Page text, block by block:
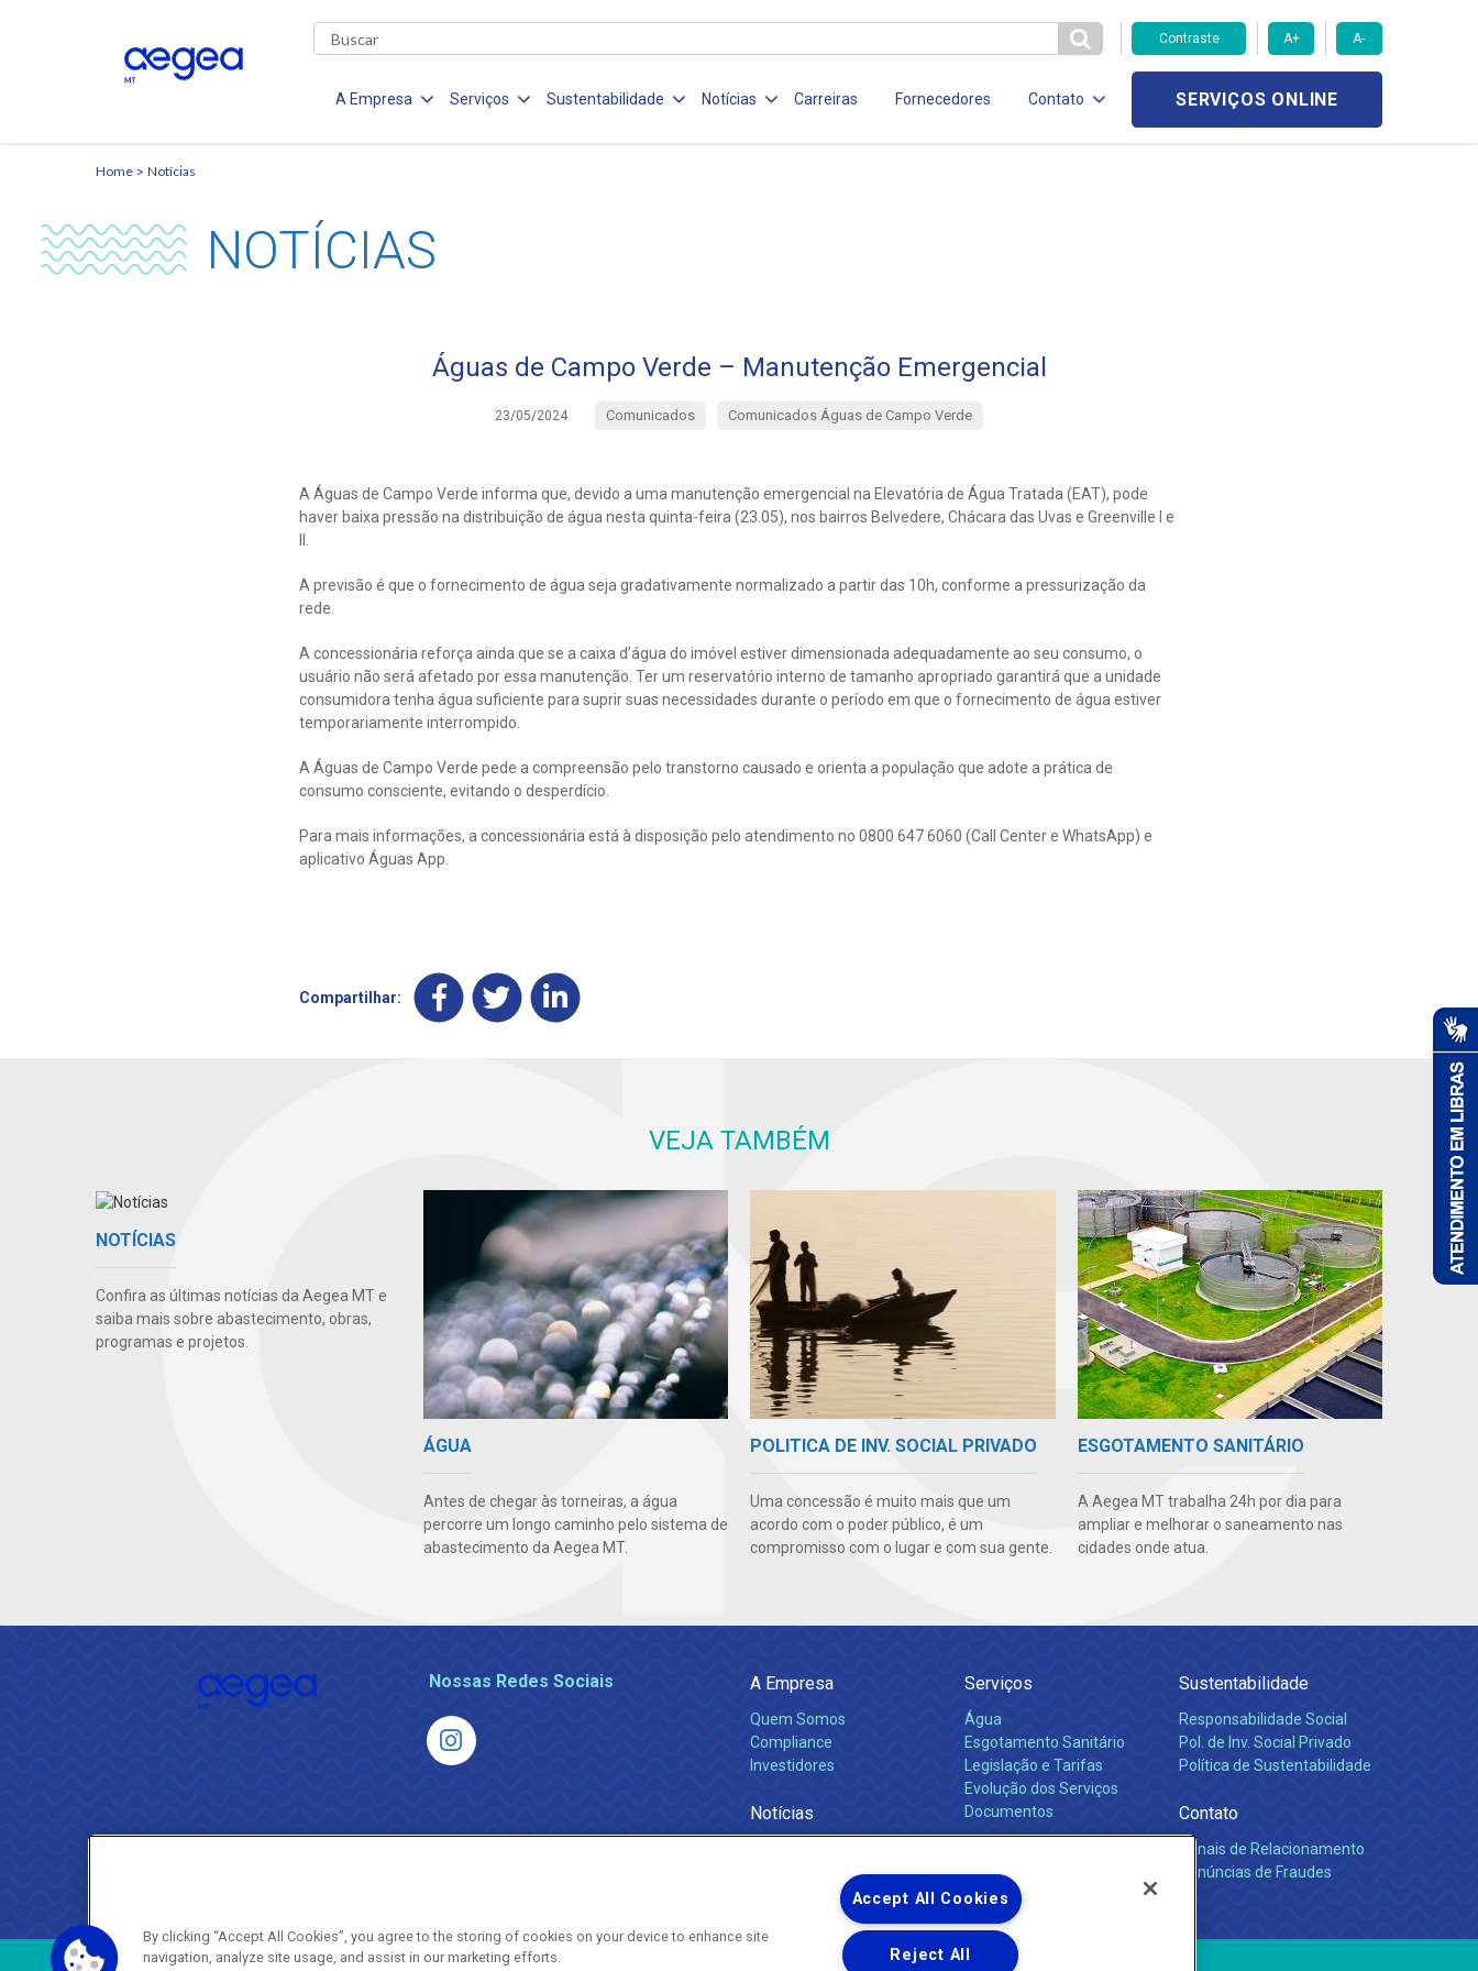
Contraste A+ A-
A Empresa Serviços Sustentabilidade Notícias Carreiras Fornecedores Contato SERVIÇOS ONLINE
Home Notícias
NOTÍCIAS
Águas de Campo Verde – Manutenção Emergencial
23/05/2024 Comunicados Comunicados Águas de Campo Verde
A Águas de Campo Verde informa que, devido a uma manutenção emergencial na Elevatória de Água Tratada (EAT), pode
haver baixa pressão na distribuição de água nesta quinta-feira (23.05), nos bairros Belvedere, Chácara das Uvas e Greenville I e
A previsão é que o fornecimento de água seja gradativamente normalizado a partir das 10h, conforme a pressurização da
rede.
A concessionária reforça ainda que se a caixa d’água do imóvel estiver dimensionada adequadamente ao seu consumo, o
usuário não será afetado por essa manutenção. Ter um reservatório interno de tamanho apropriado garantirá que a unidade
consumidora tenha água suficiente para suprir suas necessidades durante o período em que o fornecimento de água estiver
temporariamente interrompido.
A Águas de Campo Verde pede a compreensão pelo transtorno causado e orienta a população que adote a prática de
consumo consciente, evitando o desperdício.
Para mais informações, a concessionária está à disposição pelo atendimento no 0800 647 6060 (Call Center e WhatsApp) e
aplicativo Águas App.
Compartilhar:
VEJA TAMBÉM
NOTÍCIAS
Confira as últimas notícias da Aegea MT e
saiba mais sobre abastecimento, obras,
programas e projetos.
ÁGUA
Antes de chegar às torneiras, a água
percorre um longo caminho pelo sistema de
abastecimento da Aegea MT.
POLITICA DE INV. SOCIAL PRIVADO
Uma concessão é muito mais que um
acordo com o poder público, é um
compromisso com o lugar e com sua gente.
ESGOTAMENTO SANITÁRIO
A Aegea MT trabalha 24h por dia para
ampliar e melhorar o saneamento nas
cidades onde atua.
Nossas Redes Sociais A Empresa
Quem Somos
Compliance
Investidores
Notícias
Serviços
Água
Esgotamento Sanitário
Legislação e Tarifas
Evolução dos Serviços
Documentos
Sustentabilidade
Responsabilidade Social
Pol. de Inv. Social Privado
Política de Sustentabilidade
Contato
Canais de Relacionamento
Denúncias de Fraudes
By clicking “Accept All Cookies”, you agree to the storing of cookies on your device to enhance site
navigation, analyze site usage, and assist in our marketing efforts.
Accept All Cookies
Reject All